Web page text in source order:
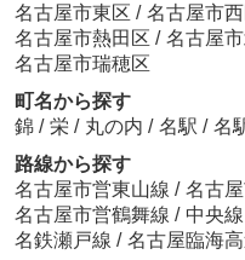
名古屋市東区 / 名古屋市
名古屋市熱田区 / 名古屋
名古屋市瑞穂区
町名から探す
錦 / 栄 / 丸の内 / 名駅 / 名
路線から探す
名古屋市営東山線 / 名古
名古屋市営鶴舞線 / 中央線
名鉄瀬戸線 / 名古屋臨海